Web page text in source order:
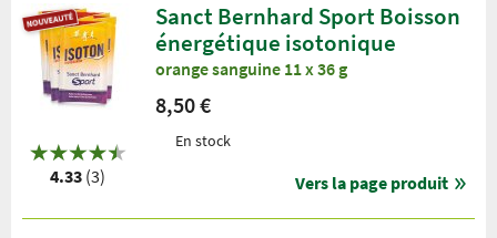
4.33 (3)
Sanct Bernhard Sport Boisson
énergétique isotonique
orange sanguine 11 x 36 g
8,50 €
En stock
Vers la page produit